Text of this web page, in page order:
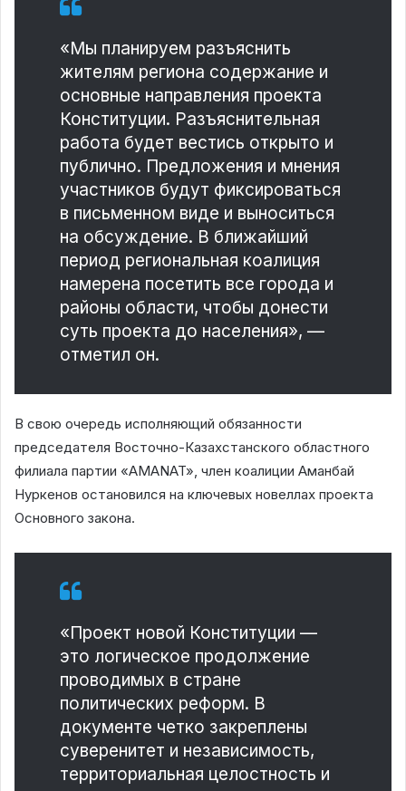
«Мы планируем разъяснить
жителям региона содержание и
основные направления проекта
Конституции. Разъяснительная
работа будет вестись открыто и
публично. Предложения и мнения
участников будут фиксироваться
в письменном виде и выноситься
на обсуждение. В ближайший
период региональная коалиция
намерена посетить все города и
районы области, чтобы донести
суть проекта до населения», —
отметил он.
В свою очередь исполняющий обязанности
председателя Восточно-Казахстанского областного
филиала партии «AMANAT», член коалиции Аманбай
Нуркенов остановился на ключевых новеллах проекта
Основного закона.
«Проект новой Конституции —
это логическое продолжение
проводимых в стране
политических реформ. В
документе четко закреплены
суверенитет и независимость,
территориальная целостность и